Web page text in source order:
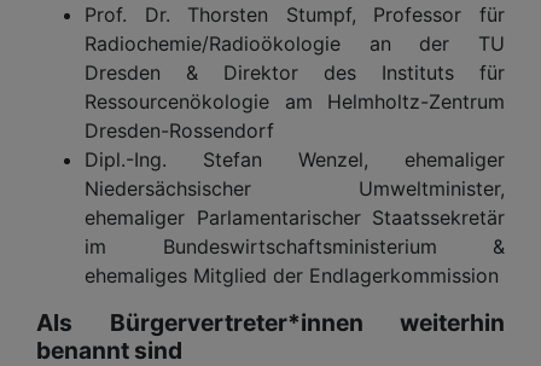
Prof. Dr. Thorsten Stumpf, Professor für
Radiochemie/Radioökologie an der TU
Dresden & Direktor des Instituts für
Ressourcenökologie am Helmholtz-Zentrum
Dresden-Rossendorf
Dipl.-Ing. Stefan Wenzel, ehemaliger
Niedersächsischer Umweltminister,
ehemaliger Parlamentarischer Staatssekretär
im Bundeswirtschaftsministerium &
ehemaliges Mitglied der Endlagerkommission
Als Bürgervertreter*innen weiterhin
benannt sind